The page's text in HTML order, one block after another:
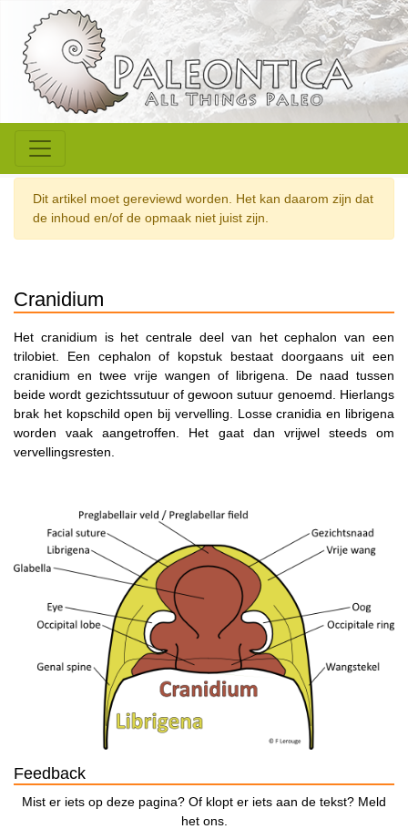
Dit artikel moet gereviewd worden. Het kan daarom zijn dat
de inhoud en/of de opmaak niet juist zijn.
Cranidium
Het cranidium is het centrale deel van het cephalon van een
trilobiet. Een cephalon of kopstuk bestaat doorgaans uit een
cranidium en twee vrije wangen of librigena. De naad tussen
beide wordt gezichtssutuur of gewoon sutuur genoemd. Hierlangs
brak het kopschild open bij vervelling. Losse cranidia en librigena
worden vaak aangetroffen. Het gaat dan vrijwel steeds om
vervellingsresten.
Feedback
Mist er iets op deze pagina? Of klopt er iets aan de tekst? Meld
het ons.